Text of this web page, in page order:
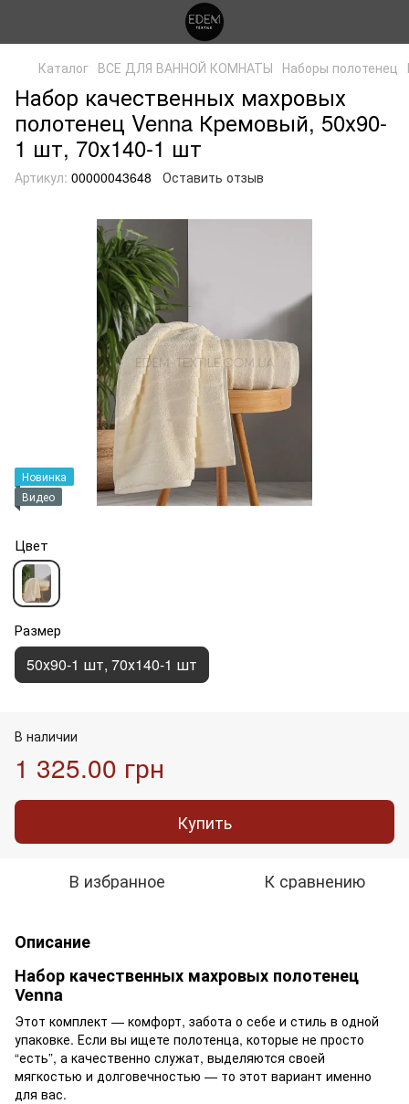
Каталог ВСЕ ДЛЯ ВАННОЙ КОМНАТЫ Наборы полотенец
Набор качественных махровых
полотенец Venna Кремовый, 50х90-
1 шт, 70х140-1 шт
Артикул: 00000043648 Оставить отзыв
Новинка
Видео
Цвет
Размер
50х90-1 шт, 70х140-1 шт
В наличии
1 325.00 грн
Купить
В избранное К сравнению
Описание
Набор качественных махровых полотенец
Venna
Этот комплект — комфорт, забота о себе и стиль в одной
упаковке. Если вы ищете полотенца, которые не просто
“есть”, а качественно служат, выделяются своей
мягкостью и долговечностью — то этот вариант именно
для вас.